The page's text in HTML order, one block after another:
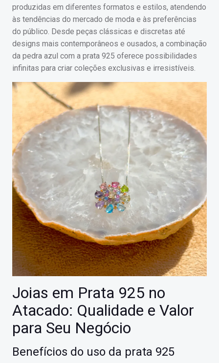
produzidas em diferentes formatos e estilos, atendendo
às tendências do mercado de moda e às preferências
do público. Desde peças clássicas e discretas até
designs mais contemporâneos e ousados, a combinação
da pedra azul com a prata 925 oferece possibilidades
infinitas para criar coleções exclusivas e irresistíveis.
Joias em Prata 925 no
Atacado: Qualidade e Valor
para Seu Negócio
Benefícios do uso da prata 925